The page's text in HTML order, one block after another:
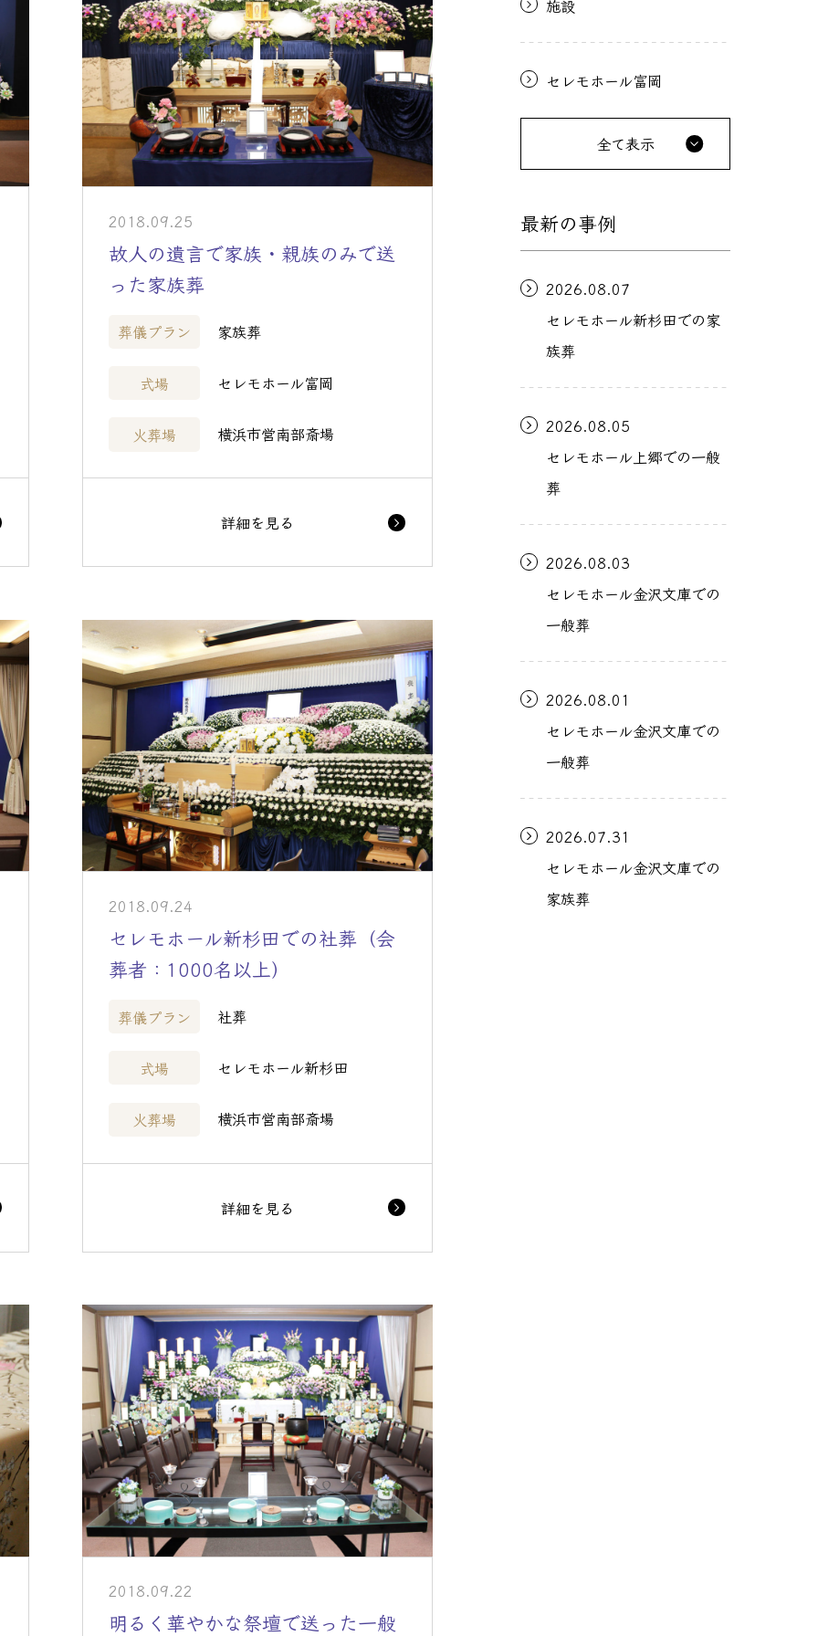
2018.09.25
故人の遺言で家族・親族のみで送
った家族葬
葬儀プラン 家族葬
式場 セレモホール富岡
火葬場 横浜市営南部斎場
詳細を見る
2018.09.24
セレモホール新杉田での社葬（会
葬者：1000名以上）
葬儀プラン 社葬
式場 セレモホール新杉田
火葬場 横浜市営南部斎場
詳細を見る
2018.09.22
明るく華やかな祭壇で送った一般
施設
セレモホール富岡
全て表示
最新の事例
2026.08.07
セレモホール新杉田での家
族葬
2026.08.05
セレモホール上郷での一般
葬
2026.08.03
セレモホール金沢文庫での
一般葬
2026.08.01
セレモホール金沢文庫での
一般葬
2026.07.31
セレモホール金沢文庫での
家族葬